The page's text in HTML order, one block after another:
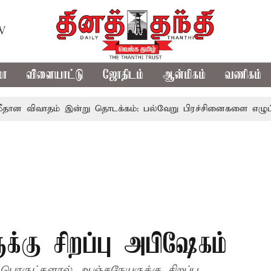
விளையாட்டு ஜோதிடம் ஆன்மிகம் வணிகம்
இன்று தொடக்கம்: பல்வேறு பிரச்சினைகளை எழுப்ப
சிறப்பு அபிஷேகம்